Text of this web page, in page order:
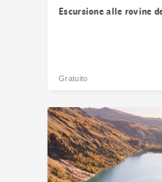
Escursione alle rovine
Gratuito